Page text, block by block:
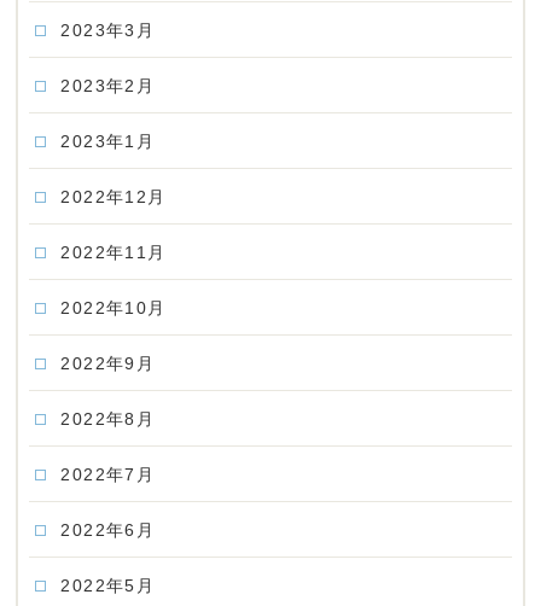
2023年3月
2023年2月
2023年1月
2022年12月
2022年11月
2022年10月
2022年9月
2022年8月
2022年7月
2022年6月
2022年5月